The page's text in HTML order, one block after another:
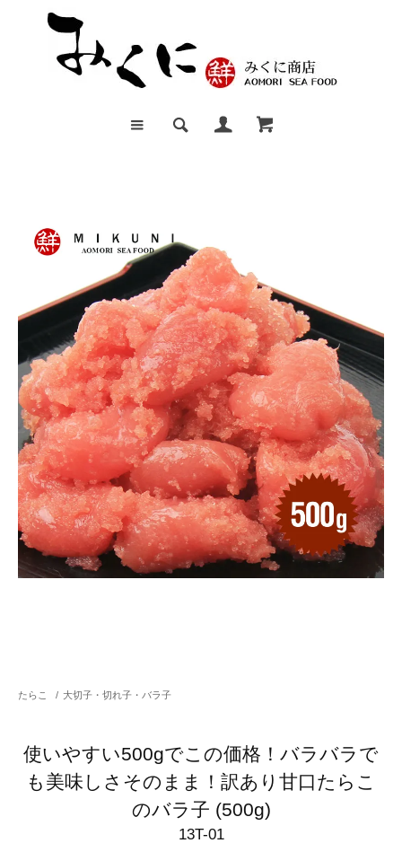
たらこ / 大切子・切れ子・バラ子
使いやすい500gでこの価格！バラバラで
も美味しさそのまま！訳あり甘口たらこ
のバラ子 (500g)
13T-01